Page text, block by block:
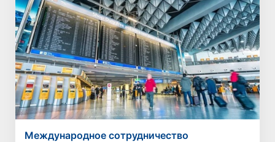
Международное сотрудничество